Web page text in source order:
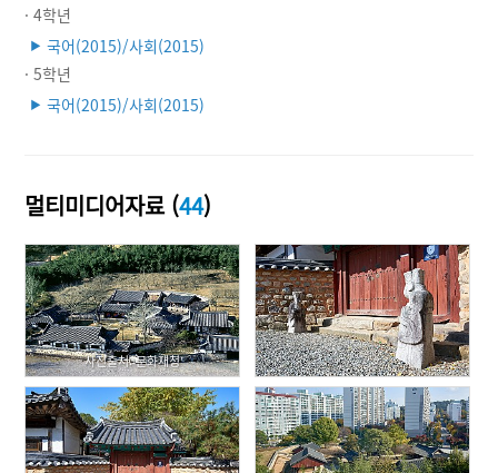
· 4학년
▶ 국어(2015)/사회(2015)
· 5학년
▶ 국어(2015)/사회(2015)
멀티미디어자료 (44)
사진출처: 문화재청